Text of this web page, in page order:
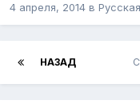
4 апреля, 2014 в
НАЗАД